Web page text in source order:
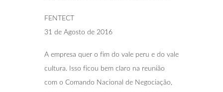
FENTECT
31 de Agosto de 2016
A empresa quer o fim do vale peru e do vale
cultura. Isso ficou bem claro na reunião
com o Comando Nacional de Negociação,